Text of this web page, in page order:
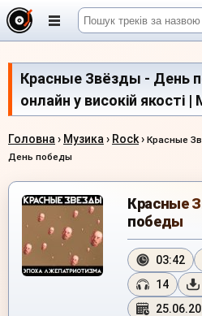
Красные Звёзды - День
онлайн у високій якості |
Головна › Музика › Rock› Красные
День победы
Красные
победы
03:42
14